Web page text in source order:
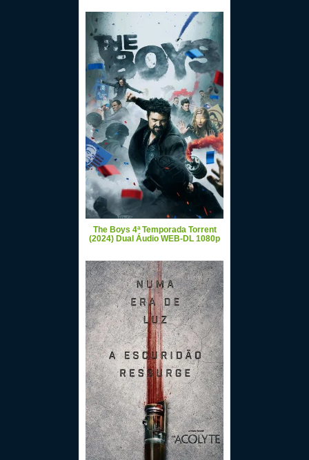
The Boys 4ª Temporada Torrent
(2024) Dual Áudio WEB-DL 1080p